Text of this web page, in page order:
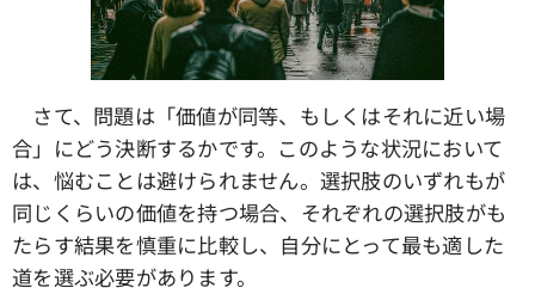
さて、問題は「価値が同等、もしくはそれに近い場
合」にどう決断するかです。このような状況において
は、悩むことは避けられません。選択肢のいずれもが
同じくらいの価値を持つ場合、それぞれの選択肢がも
たらす結果を慎重に比較し、自分にとって最も適した
道を選ぶ必要があります。